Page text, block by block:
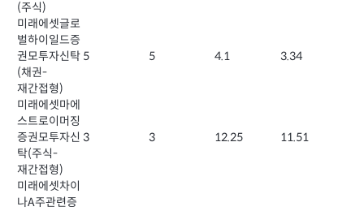
(주식)
미래에셋글로
벌하이일드증
권모투자신탁
(채권-
재간접형)
5 5 4.1 3.34
미래에셋마에
스트로이머징
증권모투자신
탁(주식-
재간접형)
3 3 12.25 11.51
미래에셋차이
나A주관련증